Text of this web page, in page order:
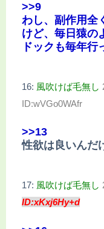
>>9
わし、副作用全
けど、毎日猿の
ドックも毎年行
16: 風吹けば毛無し
ID:wVGo0WAfr
>>13
性欲は良いんだ
17: 風吹けば毛無し
ID:xKxj6Hy+d